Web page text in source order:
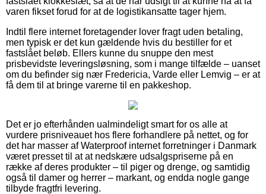
varen fikset forud for at de logistikansatte tager hjem.
Indtil flere internet foretagender lover fragt uden betaling,
men typisk er det kun gældende hvis du bestiller for et
fastslået beløb. Ellers kunne du snuppe den mest
prisbevidste leveringsløsning, som i mange tilfælde – uanset
om du befinder sig nær Fredericia, Varde eller Lemvig – er at
få dem til at bringe varerne til en pakkeshop.
Det er jo efterhånden ualmindeligt smart for os alle at
vurdere prisniveauet hos flere forhandlere på nettet, og for
det har masser af Waterproof internet forretninger i Danmark
været presset til at at nedskære udsalgspriserne på en
række af deres produkter – til piger og drenge, og samtidig
også til damer og herrer – markant, og endda nogle gange
tilbyde fragtfri levering.